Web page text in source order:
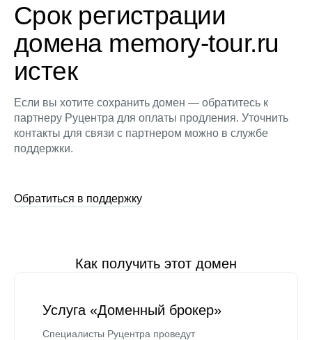
Срок регистрации
домена memory-tour.ru
истек
Если вы хотите сохранить домен — обратитесь к
партнеру Руцентра для оплаты продления. Уточнить
контакты для связи с партнером можно в службе
поддержки.
Обратиться в поддержку
Как получить этот домен
Услуга «Доменный брокер»
Специалисты Руцентра проведут